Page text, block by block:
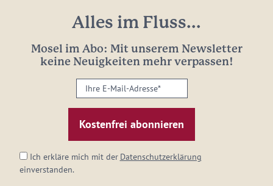
Alles im Fluss...
Mosel im Abo: Mit unserem Newsletter
keine Neuigkeiten mehr verpassen!
Ihre
E-
Mail-
Adresse:
Ich erkläre mich mit der Datenschutzerklärung
einverstanden.